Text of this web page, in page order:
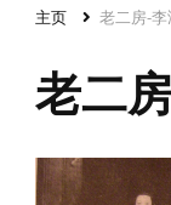
主页 老二房-
老二